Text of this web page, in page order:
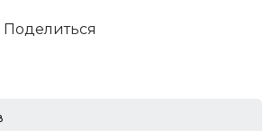
Поделиться